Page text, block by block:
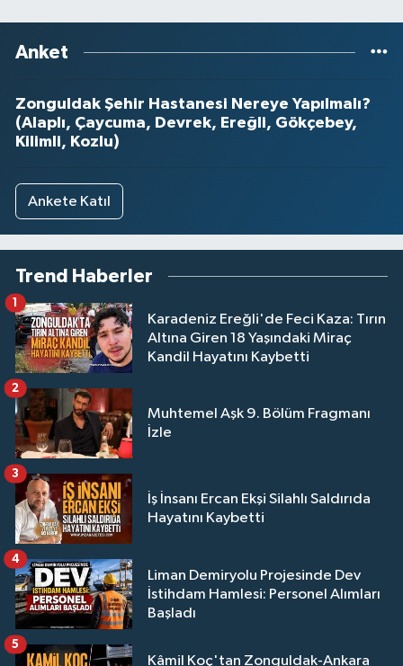
Anket
Zonguldak Şehir Hastanesi Nereye Yapılmalı?
(Alaplı, Çaycuma, Devrek, Ereğli, Gökçebey,
Kilimli, Kozlu)
Ankete Katıl
Trend Haberler
Karadeniz Ereğli'de Feci Kaza: Tırın
Altına Giren 18 Yaşındaki Miraç
Kandil Hayatını Kaybetti
1
Muhtemel Aşk 9. Bölüm Fragmanı
İzle
2
İş İnsanı Ercan Ekşi Silahlı Saldırıda
Hayatını Kaybetti
3
Liman Demiryolu Projesinde Dev
İstihdam Hamlesi: Personel Alımları
Başladı
4
Kâmil Koç'tan Zonguldak-Ankara
5